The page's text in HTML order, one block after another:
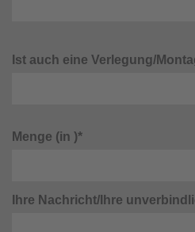
Ist auch eine Verlegung/
Menge (in )*
Ihre Nachricht/Ihre